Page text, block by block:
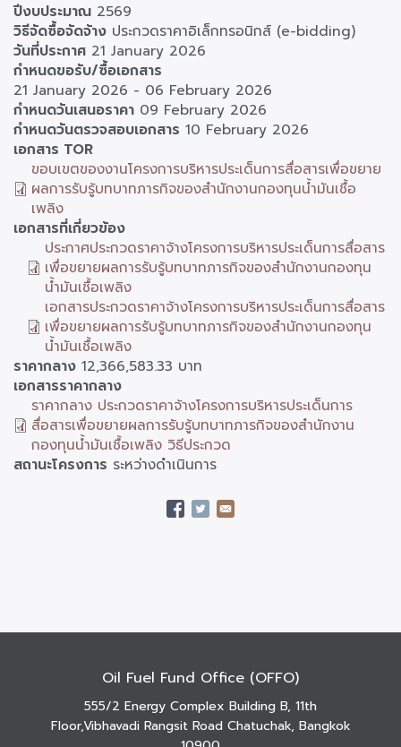
ปีงบประมาณ 2569
วิธีจัดซื้อจัดจ้าง ประกวดราคาอิเล็กทรอนิกส์ (e-bidding)
วันที่ประกาศ 21 January 2026
กำหนดขอรับ/ซื้อเอกสาร
21 January 2026 - 06 February 2026
กำหนดวันเสนอราคา 09 February 2026
กำหนดวันตรวจสอบเอกสาร 10 February 2026
เอกสาร TOR
ขอบเขตของงานโครงการบริหารประเด็นการสื่อสารเพื่อขยาย
ผลการรับรู้บทบาทภารกิจของสำนักงานกองทุนน้ำมันเชื้อ
เพลิง
เอกสารที่เกี่ยวข้อง
ประกาศประกวดราคาจ้างโครงการบริหารประเด็นการสื่อสาร
เพื่อขยายผลการรับรู้บทบาทภารกิจของสำนักงานกองทุน
น้ำมันเชื้อเพลิง
เอกสารประกวดราคาจ้างโครงการบริหารประเด็นการสื่อสาร
เพื่อขยายผลการรับรู้บทบาทภารกิจของสำนักงานกองทุน
น้ำมันเชื้อเพลิง
ราคากลาง 12,366,583.33 บาท
เอกสารราคากลาง
ราคากลาง ประกวดราคาจ้างโครงการบริหารประเด็นการ
สื่อสารเพื่อขยายผลการรับรู้บทบาทภารกิจของสำนักงาน
กองทุนน้ำมันเชื้อเพลิง วิธีประกวด
สถานะโครงการ ระหว่างดำเนินการ
Oil Fuel Fund Office (OFFO)
555/2 Energy Complex Building B, 11th
Floor,Vibhavadi Rangsit Road Chatuchak, Bangkok